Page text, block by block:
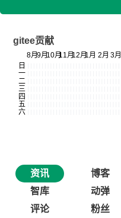
gitee贡献
资讯 博客
智库
动弹
评论
粉丝